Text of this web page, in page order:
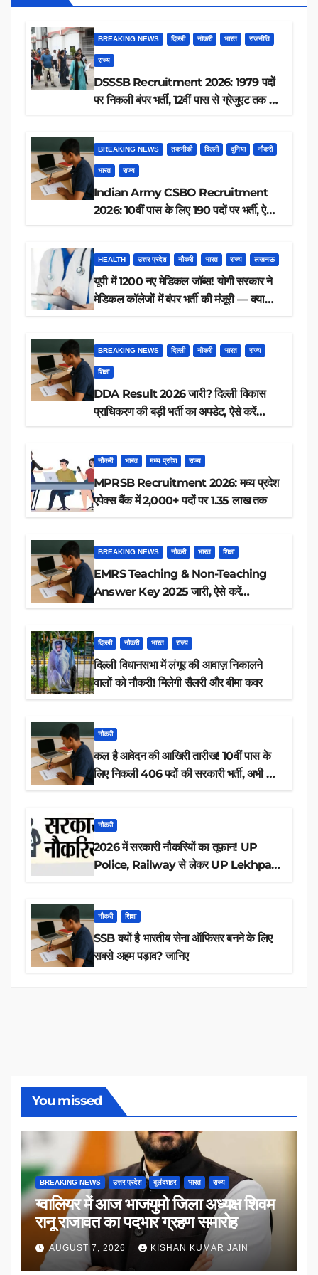
BREAKING NEWS दिल्ली नौकरी भारत राजनीति
राज्य
DSSSB Recruitment 2026: 1979 पदों
पर निकली बंपर भर्ती, 12वीं पास से ग्रेजुएट तक करें
BREAKING NEWS तकनीकी दिल्ली दुनिया नौकरी
भारत राज्य
Indian Army CSBO Recruitment
2026: 10वीं पास के लिए 190 पदों पर भर्ती, ऐसे
HEALTH उत्तर प्रदेश नौकरी भारत राज्य लखनऊ
यूपी में 1200 नए मेडिकल जॉब्स! योगी सरकार ने
मेडिकल कॉलेजों में बंपर भर्ती की मंजूरी — क्या
BREAKING NEWS दिल्ली नौकरी भारत राज्य
शिक्षा
DDA Result 2026 जारी? दिल्ली विकास
प्राधिकरण की बड़ी भर्ती का अपडेट, ऐसे करें
नौकरी भारत मध्य प्रदेश राज्य
MPRSB Recruitment 2026: मध्य प्रदेश
एपेक्स बैंक में 2,000+ पदों पर 1.35 लाख तक
BREAKING NEWS नौकरी भारत शिक्षा
EMRS Teaching & Non-Teaching
Answer Key 2025 जारी, ऐसे करें
दिल्ली नौकरी भारत राज्य
दिल्ली विधानसभा में लंगूर की आवाज़ निकालने
वालों को नौकरी! मिलेगी सैलरी और बीमा कवर
नौकरी
कल है आवेदन की आखिरी तारीख! 10वीं पास के
लिए निकली 406 पदों की सरकारी भर्ती, अभी करें
नौकरी
2026 में सरकारी नौकरियों का तूफान! UP
Police, Railway से लेकर UP Lekhpal
नौकरी शिक्षा
SSB क्यों है भारतीय सेना ऑफिसर बनने के लिए
सबसे अहम पड़ाव? जानिए
You missed
BREAKING NEWS उत्तर प्रदेश बुलंदशहर भारत राज्य
ग्वालियर में आज भाजयुमो जिला अध्यक्ष शिवम
रानू राजावत का पदभार ग्रहण समारोह
AUGUST 7, 2026 KISHAN KUMAR JAIN